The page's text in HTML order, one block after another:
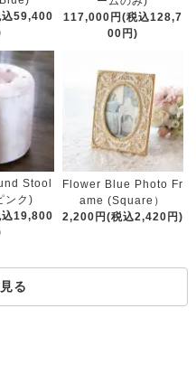
59,400
117,000円(税込128,7
00円)
Stool
ンク)
19,800
Flower Blue Photo Fr
ame (Square）
2,200円(税込2,420円)
る